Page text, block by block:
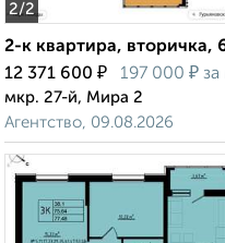
2/2
2-к квартира, вторичка,
12 371 600 ₽ 197 000 ₽ за
мкр. 27-й, Мира 2
Агентство, 09.08.2026